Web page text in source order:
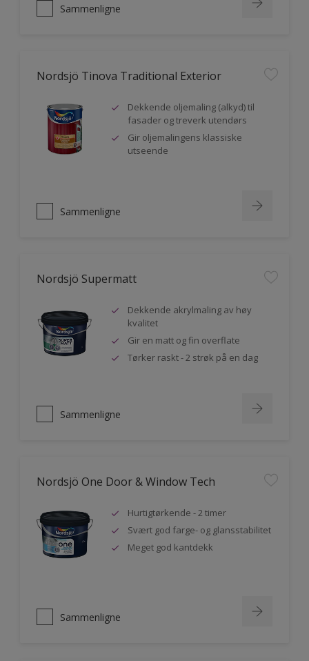
Sammenligne
Nordsjö Tinova Traditional Exterior
Dekkende oljemaling (alkyd) til
fasader og treverk utendørs
Gir oljemalingens klassiske
utseende
Sammenligne
Nordsjö Supermatt
Dekkende akrylmaling av høy
kvalitet
Gir en matt og fin overflate
Tørker raskt - 2 strøk på en dag
Sammenligne
Nordsjö One Door & Window Tech
Hurtigtørkende - 2 timer
Svært god farge- og glansstabilitet
Meget god kantdekk
Sammenligne